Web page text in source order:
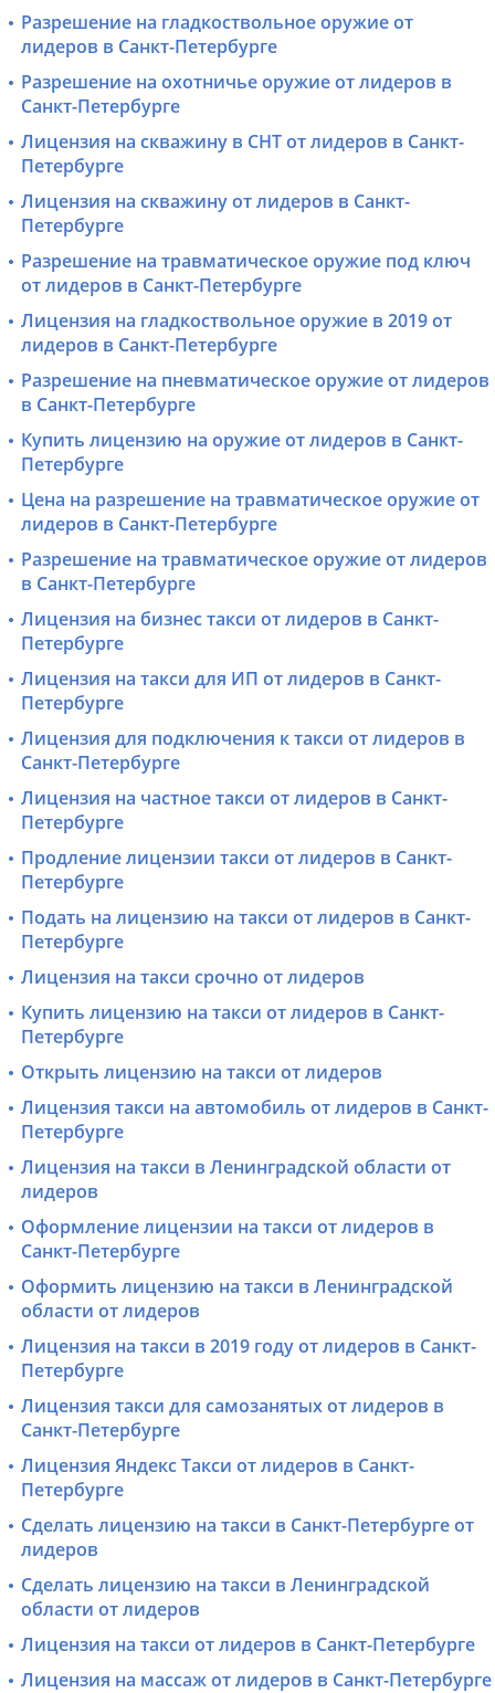
Разрешение на гладкоствольное оружие от
лидеров в Санкт-Петербурге
Разрешение на охотничье оружие от лидеров в
Санкт-Петербурге
Лицензия на скважину в СНТ от лидеров в Санкт-
Петербурге
Лицензия на скважину от лидеров в Санкт-
Петербурге
Разрешение на травматическое оружие под ключ
от лидеров в Санкт-Петербурге
Лицензия на гладкоствольное оружие в 2019 от
лидеров в Санкт-Петербурге
Разрешение на пневматическое оружие от лидеров
в Санкт-Петербурге
Купить лицензию на оружие от лидеров в Санкт-
Петербурге
Цена на разрешение на травматическое оружие от
лидеров в Санкт-Петербурге
Разрешение на травматическое оружие от лидеров
в Санкт-Петербурге
Лицензия на бизнес такси от лидеров в Санкт-
Петербурге
Лицензия на такси для ИП от лидеров в Санкт-
Петербурге
Лицензия для подключения к такси от лидеров в
Санкт-Петербурге
Лицензия на частное такси от лидеров в Санкт-
Петербурге
Продление лицензии такси от лидеров в Санкт-
Петербурге
Подать на лицензию на такси от лидеров в Санкт-
Петербурге
Лицензия на такси срочно от лидеров
Купить лицензию на такси от лидеров в Санкт-
Петербурге
Открыть лицензию на такси от лидеров
Лицензия такси на автомобиль от лидеров в Санкт-
Петербурге
Лицензия на такси в Ленинградской области от
лидеров
Оформление лицензии на такси от лидеров в
Санкт-Петербурге
Оформить лицензию на такси в Ленинградской
области от лидеров
Лицензия на такси в 2019 году от лидеров в Санкт-
Петербурге
Лицензия такси для самозанятых от лидеров в
Санкт-Петербурге
Лицензия Яндекс Такси от лидеров в Санкт-
Петербурге
Сделать лицензию на такси в Санкт-Петербурге от
лидеров
Сделать лицензию на такси в Ленинградской
области от лидеров
Лицензия на такси от лидеров в Санкт-Петербурге
Лицензия на массаж от лидеров в Санкт-Петербурге